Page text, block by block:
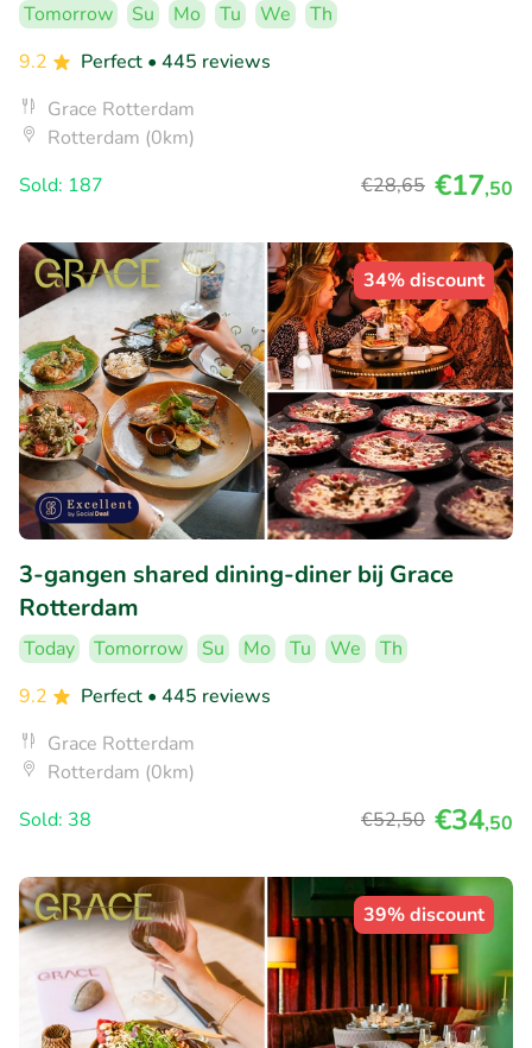
Tomorrow Su Mo Tu We
Th
9.2
Perfect • 445 reviews
Grace Rotterdam
Rotterdam (0km)
Sold: 187
€28,65 €17,50
34% discount
3-gangen shared dining-diner bij Grace
Rotterdam
Today Tomorrow Su Mo Tu We
Th
9.2
Perfect • 445 reviews
Grace Rotterdam
Rotterdam (0km)
Sold: 38
€52,50 €34,50
39% discount